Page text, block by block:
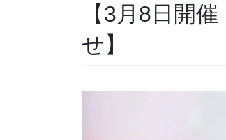
【3月8日開
せ】